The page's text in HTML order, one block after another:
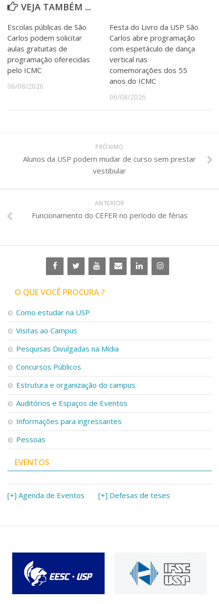
VEJA TAMBÉM ...
Escolas públicas de São
Carlos podem solicitar
aulas gratuitas de
programação oferecidas
pelo ICMC
06/08/2026
Festa do Livro da USP São
Carlos abre programação
com espetáculo de dança
vertical nas
comemorações dos 55
anos do ICMC
06/08/2026
PRÓXIMO
Alunos da USP podem mudar de curso sem prestar
vestibular
ANTERIOR
Funcionamento do CEFER no período de férias
O QUE VOCÊ PROCURA ?
Como estudar na USP
Visitas ao Campus
Pesquisas Divulgadas na Mídia
Concursos Públicos
Estrutura e organização do campus
Auditórios e Espaços de Eventos
Informações para ingressantes
Pessoas
EVENTOS
[+] Agenda de Eventos [+] Defesas de teses